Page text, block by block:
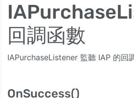
回調函數
IAPurchaseListener 監聽 IAP 的回
OnSuccess()